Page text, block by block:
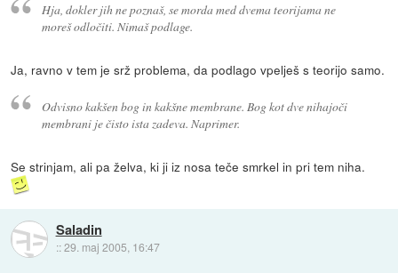
Hja, dokler jih ne poznaš, se morda med dvema teorijama ne
moreš odločiti. Nimaš podlage.
Ja, ravno v tem je srž problema, da podlago vpelješ s teorijo samo.
Odvisno kakšen bog in kakšne membrane. Bog kot dve nihajoči
membrani je čisto ista zadeva. Naprimer.
Se strinjam, ali pa želva, ki ji iz nosa teče smrkel in pri tem niha.
Saladin
::29. maj 2005, 16:47